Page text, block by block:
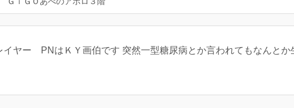
イヤー PNはＫＹ画伯です 突然一型糖尿病とか言われてもなんとか